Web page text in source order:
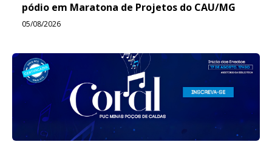
pódio em Maratona de Projetos do CAU/MG
05/08/2026